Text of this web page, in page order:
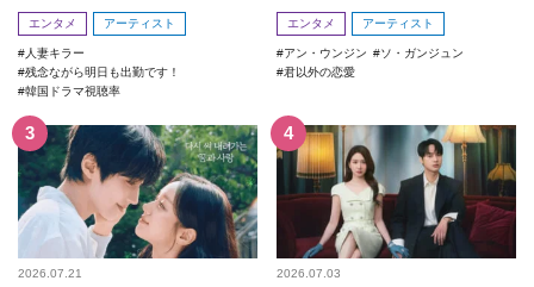
回！
エンタメ アーティスト
人妻キラー
残念ながら明日も出勤です！
韓国ドラマ視聴率
エンタメ アーティスト
アン・ウンジン
ソ・ガンジュン
君以外の恋愛
2026.07.21 2026.07.03